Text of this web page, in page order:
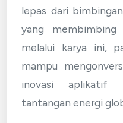
lepas dari
yang
melalui karya ini,
mampu
inovasi aplikatif
tantangan energi